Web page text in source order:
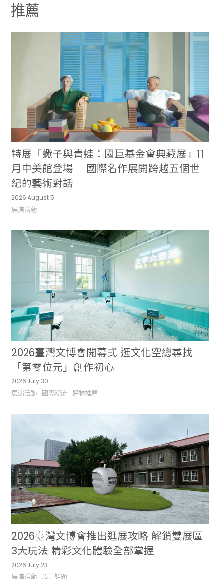
推薦
特展「蠍子與青蛙：國巨基金會典藏展」11
月中美館登場 國際名作展開跨越五個世
紀的藝術對話
2026 August 5
展演活動
2026臺灣文博會開幕式 逛文化空總尋找
「第零位元」創作初心
2026 July 30
展演活動 國際潮流 好物推薦
2026臺灣文博會推出逛展攻略 解鎖雙展區
3大玩法 精彩文化體驗全部掌握
2026 July 23
展演活動 設計話題